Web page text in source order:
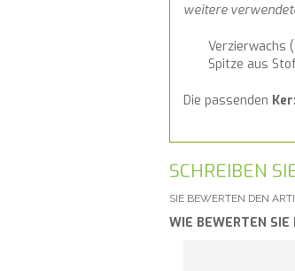
weitere
Verzierwachs
Spitze aus
Die passenden
SCHREIBEN
SIE BEWERTEN DEN
WIE BEWERTEN SIE